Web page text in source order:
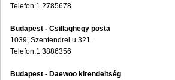
Telefon:1 2785678
Budapest - Csillaghegy posta
1039, Szentendrei u.321.
Telefon:1 3886356
Budapest - Daewoo kirendeltség